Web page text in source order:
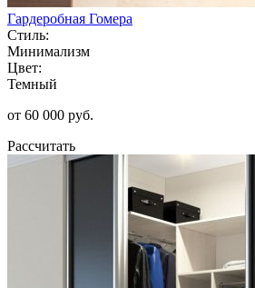
Гардеробная Гомера
Стиль:
Минимализм
Цвет:
Темный
от 60 000 руб.
Рассчитать